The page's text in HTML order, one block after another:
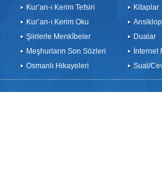
Kur’an-ı Kerim Tefsiri
Kur’an-ı Kerim Oku
Şiirlerle Menkîbeler
Meşhurların Son Sözleri
Osmanlı Hikayeleri
Kitaplar
Dualar
İnternet
Sual/